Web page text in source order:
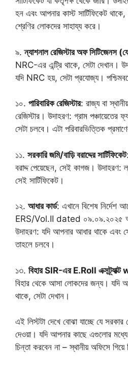
হন এবং আপনার কাস্ট সার্টিফিকেট থাকে,
শ্রেণির লোকদের সাহায্য করে।
৯.ন্যাশনাল রেজিস্টার অফ সিটিজেনস
NRC-এর এন্ট্রি থাকে, সেটা দেখান।
যদি NRC হয়, সেটা প্রযোজ্য।
১০. পারিবারিক রেজিস্টার: রাজ্য বা
রেজিস্টার। উদাহরণ: গ্রাম পঞ্চায়েতের
সেটা চলবে। এটা পরিবারভিত্তিক
১১. সরকারি জমি/বাড়ি বরাদ্দের সার্টিফিকেট
বরাদ্দ পেয়েছেন, সেই কাগজ। উদাহরণ:
সেই সার্টিফিকেট।
১২. আধার কার্ড: এখানে বিশেষ
ERS/Vol.II dated ০৯.০৯.২০২৫
উদাহরণ: যদি আপনার আধার থাকে এবং
তাহলে চলবে।
১৩. বিহার SIR-এর E.Roll
বিহার থেকে আসা লোকদের জন্য। যদি
থাকে, সেটা দেখান।
এই লিস্টটা দেখে বোঝা যাচ্ছে যে
দেওয়া। যদি আপনার কাছে এগুলোর
চিন্তা করবেন না – স্থানীয় অফিসে গিয়ে